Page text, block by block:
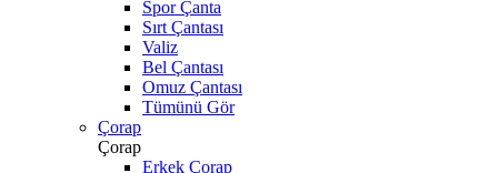
Spor Çanta
Sırt Çantası
Valiz
Bel Çantası
Omuz Çantası
Tümünü Gör
Çorap
Çorap
Erkek Çorap